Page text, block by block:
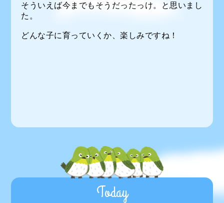
そういえば今までもそうだったっけ。と思いまし
た。
どんな子に育っていくか、楽しみですね！
Today